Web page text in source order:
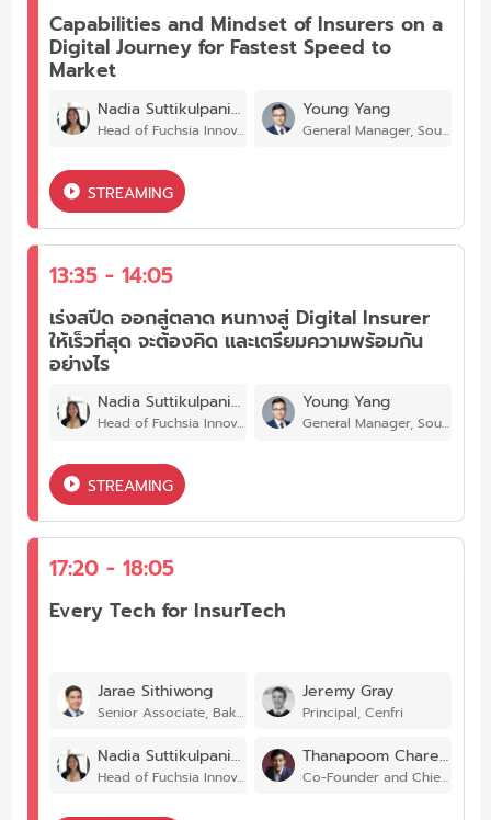
Capabilities and Mindset of Insurers on a
Digital Journey for Fastest Speed to
Market
Nadia Suttikulpanich
Head of Fuchsia Innovation Centre, Muang Thai Life Assurance
Young Yang
General Manager, Southeast Asia,ZA Tech Global
STREAMING
13:35 - 14:05
เร่งสปีด ออกสู่ตลาด หนทางสู่ Digital Insurer
ให้เร็วที่สุด จะต้องคิด และเตรียมความพร้อมกัน
อย่างไร
Nadia Suttikulpanich
Head of Fuchsia Innovation Centre, Muang Thai Life Assurance
Young Yang
General Manager, Southeast Asia,ZA Tech Global
STREAMING
17:20 - 18:05
Every Tech for InsurTech
Jarae Sithiwong
Senior Associate, Baker McKenzie, Thailand.
Jeremy Gray
Principal, Cenfri
Nadia Suttikulpanich
Head of Fuchsia Innovation Centre, Muang Thai Life Assurance
Thanapoom Chareonsiri
Co-Founder and Chief Executive Officer, AppMan